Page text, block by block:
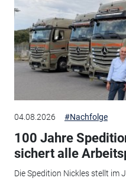
04.08.2026 #Nachfolge
100 Jahre
sichert alle
Die Spedition Nickles stellt im